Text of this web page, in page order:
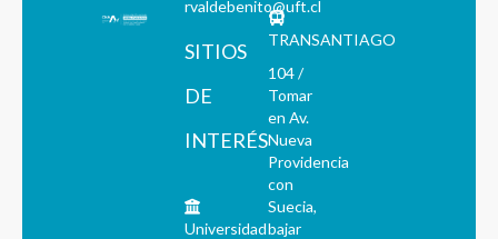
rvaldebenito@uft.cl
SITIOS
DE
INTERÉS
Universidad
TRANSANTIAGO
104 /
Tomar
en Av.
Nueva
Providencia
con
Suecia,
bajar